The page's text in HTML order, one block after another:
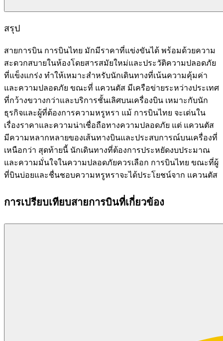
สรุป
สายการบิน การบินไทย มักมีราคาที่แข่งขันได้ พร้อมด้วยความ
สะดวกสบายในห้องโดยสารสมัยใหม่และประวัติความปลอดภัย
ที่แข็งแกร่ง ทำให้เหมาะสำหรับนักเดินทางที่เน้นความคุ้มค่า
และความปลอดภัย ขณะที่ แควนตัส มีเครือข่ายระหว่างประเทศ
ที่กว้างขวางกว่าและบริการชั้นเลิศบนเครื่องบิน เหมาะกับนัก
ธุรกิจและผู้ที่ต้องการความหรูหรา แม้ การบินไทย จะเด่นใน
เรื่องราคาและความน่าเชื่อถือทางความปลอดภัย แต่ แควนตัส
มีความหลากหลายของเส้นทางบินและประสบการณ์บนเครื่องที่
เหนือกว่า สุดท้ายนี้ นักเดินทางที่ต้องการประหยัดงบประมาณ
และความมั่นใจในความปลอดภัยควรเลือก การบินไทย ขณะที่ผู้
ที่บินบ่อยและชื่นชอบความหรูหราจะได้ประโยชน์จาก แควนตัส
การเปรียบเทียบสายการบินที่เกี่ยวข้อง